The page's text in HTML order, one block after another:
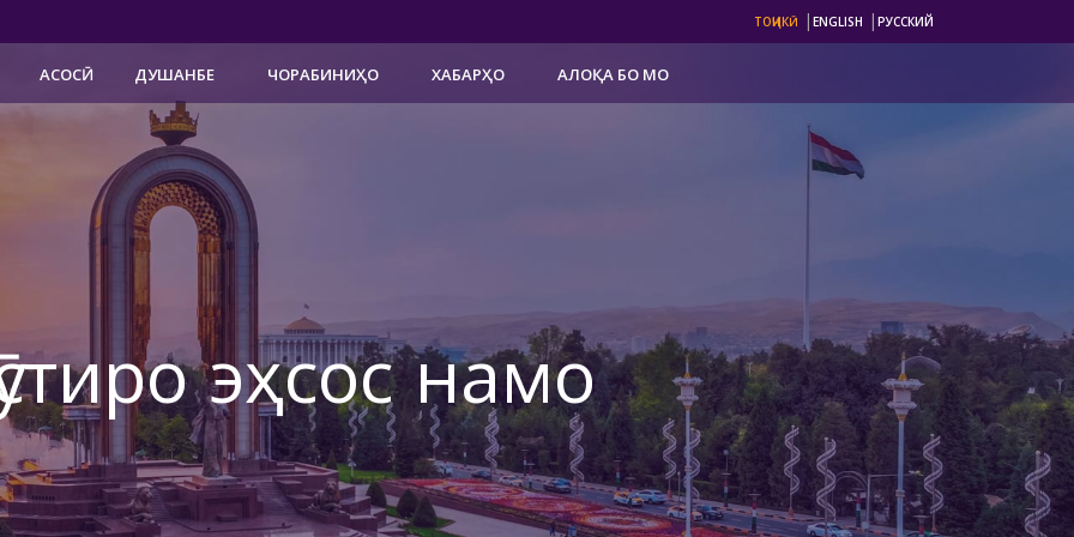
ТОҶИКӢ | ENGLISH | РУССКИЙ
АСОСӢ ДУШАНБЕ ЧОРАБИНИҲО ХАБАРҲО АЛОҚА БО МО
эҳсос намо